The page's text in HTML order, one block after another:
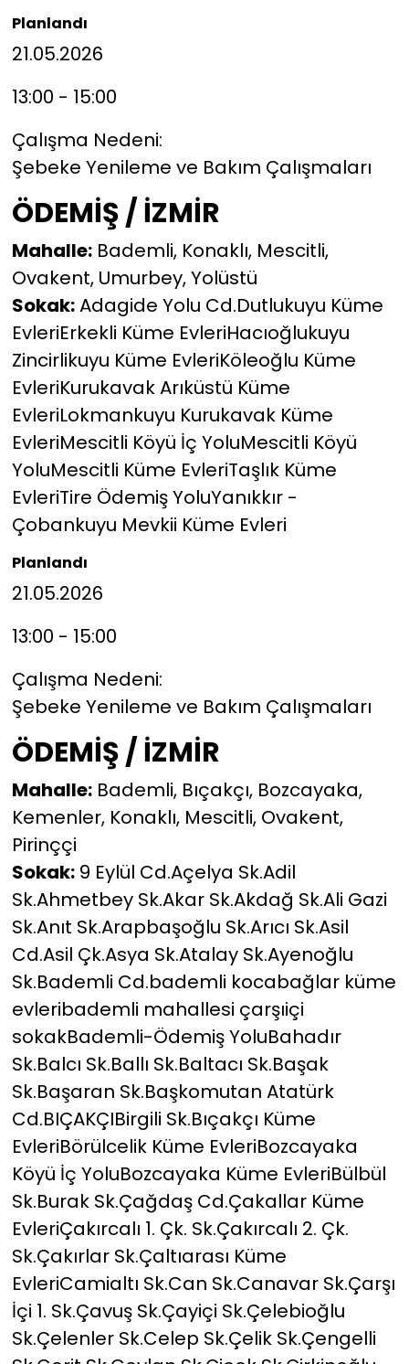
Planlandı
21.05.2026
13:00 - 15:00
Çalışma Nedeni:
Şebeke Yenileme ve Bakım Çalışmaları
ÖDEMİŞ / İZMİR
Mahalle:Bademli, Konaklı, Mescitli,
Ovakent, Umurbey, Yolüstü
Sokak:Adagide Yolu Cd.Dutlukuyu Küme
EvleriErkekli Küme EvleriHacıoğlukuyu
Zincirlikuyu Küme EvleriKöleoğlu Küme
EvleriKurukavak Arıküstü Küme
EvleriLokmankuyu Kurukavak Küme
EvleriMescitli Köyü İç YoluMescitli Köyü
YoluMescitli Küme EvleriTaşlık Küme
EvleriTire Ödemiş YoluYanıkkır -
Çobankuyu Mevkii Küme Evleri
Planlandı
21.05.2026
13:00 - 15:00
Çalışma Nedeni:
Şebeke Yenileme ve Bakım Çalışmaları
ÖDEMİŞ / İZMİR
Mahalle:Bademli, Bıçakçı, Bozcayaka,
Kemenler, Konaklı, Mescitli, Ovakent,
Pirinççi
Sokak:9 Eylül Cd.Açelya Sk.Adil
Sk.Ahmetbey Sk.Akar Sk.Akdağ Sk.Ali Gazi
Sk.Anıt Sk.Arapbaşoğlu Sk.Arıcı Sk.Asil
Cd.Asil Çk.Asya Sk.Atalay Sk.Ayenoğlu
Sk.Bademli Cd.bademli kocabağlar küme
evleribademli mahallesi çarşıiçi
sokakBademli-Ödemiş YoluBahadır
Sk.Balcı Sk.Ballı Sk.Baltacı Sk.Başak
Sk.Başaran Sk.Başkomutan Atatürk
Cd.BIÇAKÇIBirgili Sk.Bıçakçı Küme
EvleriBörülcelik Küme EvleriBozcayaka
Köyü İç YoluBozcayaka Küme EvleriBülbül
Sk.Burak Sk.Çağdaş Cd.Çakallar Küme
EvleriÇakırcalı 1. Çk. Sk.Çakırcalı 2. Çk.
Sk.Çakırlar Sk.Çaltıarası Küme
EvleriCamialtı Sk.Can Sk.Canavar Sk.Çarşı
İçi 1. Sk.Çavuş Sk.Çayiçi Sk.Çelebioğlu
Sk.Çelenler Sk.Celep Sk.Çelik Sk.Çengelli